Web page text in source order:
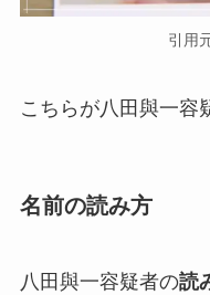
引用
こちらが八田與一容
名前の読み方
八田與一容疑者の読